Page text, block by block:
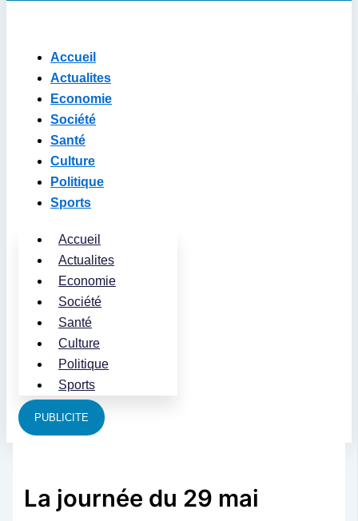
Accueil
Actualites
Economie
Société
Santé
Culture
Politique
Sports
Accueil
Actualites
Economie
Société
Santé
Culture
Politique
Sports
PUBLICITE
La journée du 29 mai